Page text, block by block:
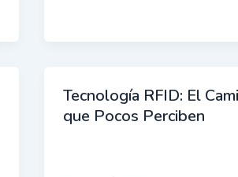
Tecnología RFID: El
que Pocos Perciben